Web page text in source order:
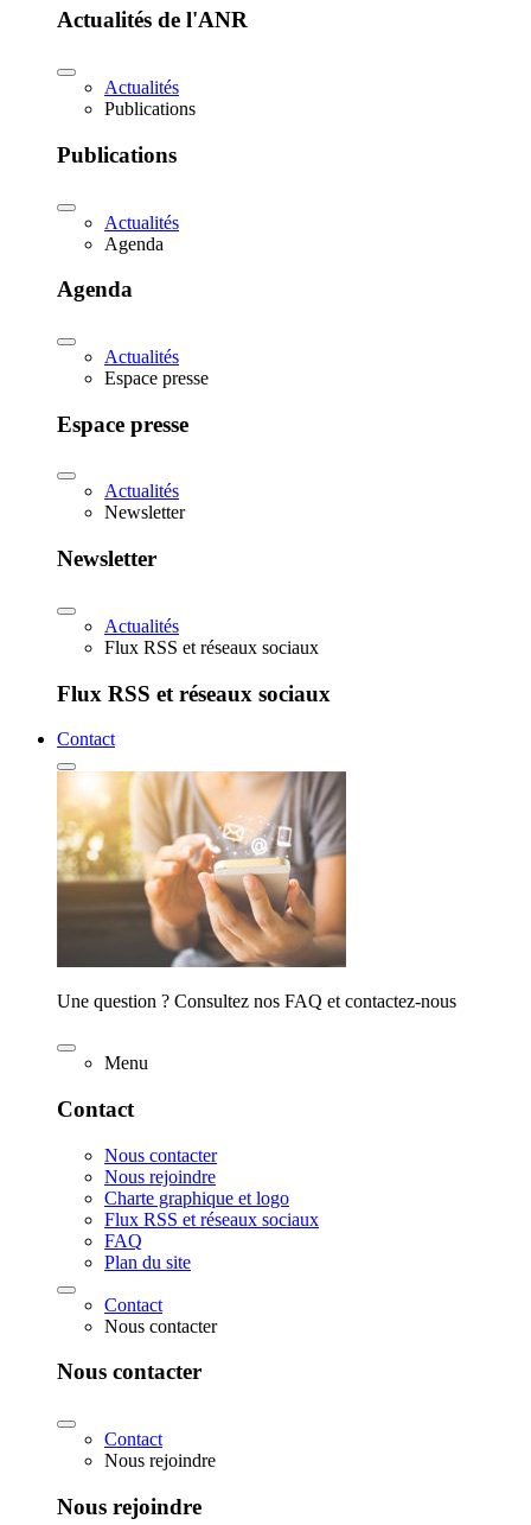
Actualités de l'ANR
Actualités
Publications
Publications
Actualités
Agenda
Agenda
Actualités
Espace presse
Espace presse
Actualités
Newsletter
Newsletter
Actualités
Flux RSS et réseaux sociaux
Flux RSS et réseaux sociaux
Contact
Une question ? Consultez nos FAQ et contactez-nous
Menu
Contact
Nous contacter
Nous rejoindre
Charte graphique et logo
Flux RSS et réseaux sociaux
FAQ
Plan du site
Contact
Nous contacter
Nous contacter
Contact
Nous rejoindre
Nous rejoindre